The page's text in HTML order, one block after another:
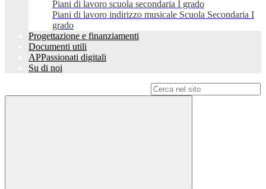
Piani di lavoro scuola secondaria I grado
Piani di lavoro indirizzo musicale Scuola Secondaria I
grado
Progettazione e finanziamenti
Documenti utili
APPassionati digitali
Su di noi